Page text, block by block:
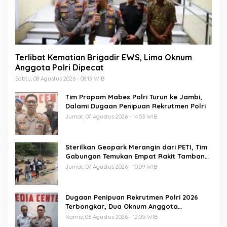
Terlibat Kematian Brigadir EWS, Lima Oknum
Anggota Polri Dipecat
Sabtu, 08 Agustus 2026 - 08:19 WIB
Tim Propam Mabes Polri Turun ke Jambi,
Dalami Dugaan Penipuan Rekrutmen Polri
Jumat, 07 Agustus 2026 - 14:53 WIB
Sterilkan Geopark Merangin dari PETI, Tim
Gabungan Temukan Empat Rakit Tambang
Ilegal
Jumat, 07 Agustus 2026 - 10:09 WIB
Dugaan Penipuan Rekrutmen Polri 2026
Terbongkar, Dua Oknum Anggota
Diamankan Propam Polda Jambi
Kamis, 06 Agustus 2026 - 12:05 WIB